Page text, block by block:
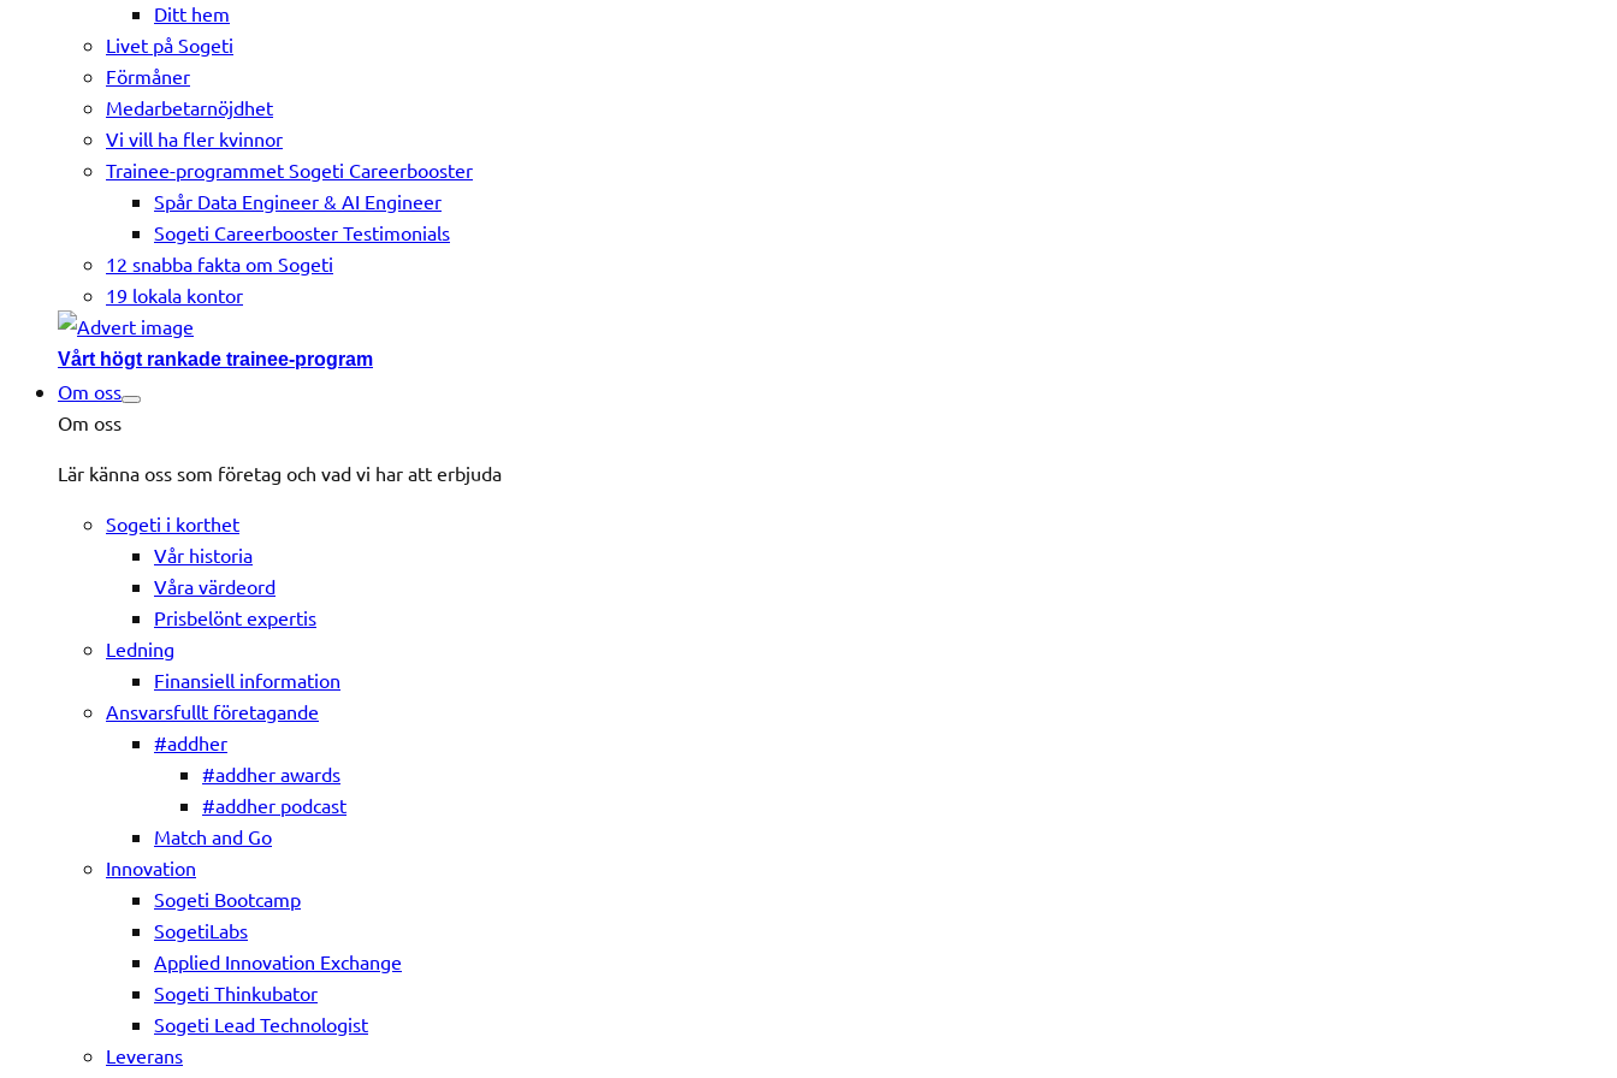
Ditt hem
Livet på Sogeti
Förmåner
Medarbetarnöjdhet
Vi vill ha fler kvinnor
Trainee-programmet Sogeti Careerbooster
Spår Data Engineer & AI Engineer
Sogeti Careerbooster Testimonials
12 snabba fakta om Sogeti
19 lokala kontor
Vårt högt rankade trainee-program
Om oss
Om oss
Lär känna oss som företag och vad vi har att erbjuda
Sogeti i korthet
Vår historia
Våra värdeord
Prisbelönt expertis
Ledning
Finansiell information
Ansvarsfullt företagande
#addher
#addher awards
#addher podcast
Match and Go
Innovation
Sogeti Bootcamp
SogetiLabs
Applied Innovation Exchange
Sogeti Thinkubator
Sogeti Lead Technologist
Leverans